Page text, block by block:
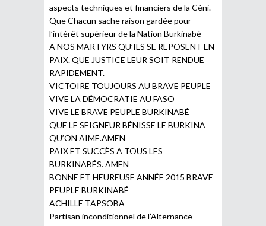
aspects techniques et financiers de la Céni.
Que Chacun sache raison gardée pour
l’intérêt supérieur de la Nation Burkinabé
A NOS MARTYRS QU’ILS SE REPOSENT EN
PAIX. QUE JUSTICE LEUR SOIT RENDUE
RAPIDEMENT.
VICTOIRE TOUJOURS AU BRAVE PEUPLE
VIVE LA DÉMOCRATIE AU FASO
VIVE LE BRAVE PEUPLE BURKINABÉ
QUE LE SEIGNEUR BÉNISSE LE BURKINA
QU’ON AIME.AMEN
PAIX ET SUCCÈS A TOUS LES
BURKINABÉS. AMEN
BONNE ET HEUREUSE ANNÉE 2015 BRAVE
PEUPLE BURKINABÉ
ACHILLE TAPSOBA
Partisan inconditionnel de l’Alternance